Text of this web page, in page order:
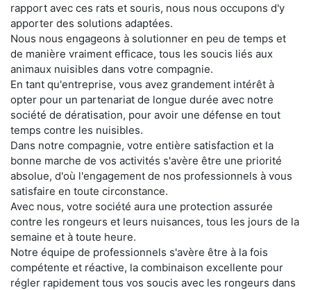
rapport avec ces rats et souris, nous nous occupons d'y
apporter des solutions adaptées.
Nous nous engageons à solutionner en peu de temps et
de manière vraiment efficace, tous les soucis liés aux
animaux nuisibles dans votre compagnie.
En tant qu'entreprise, vous avez grandement intérêt à
opter pour un partenariat de longue durée avec notre
société de dératisation, pour avoir une défense en tout
temps contre les nuisibles.
Dans notre compagnie, votre entière satisfaction et la
bonne marche de vos activités s'avère être une priorité
absolue, d'où l'engagement de nos professionnels à vous
satisfaire en toute circonstance.
Avec nous, votre société aura une protection assurée
contre les rongeurs et leurs nuisances, tous les jours de la
semaine et à toute heure.
Notre équipe de professionnels s'avère être à la fois
compétente et réactive, la combinaison excellente pour
régler rapidement tous vos soucis avec les rongeurs dans